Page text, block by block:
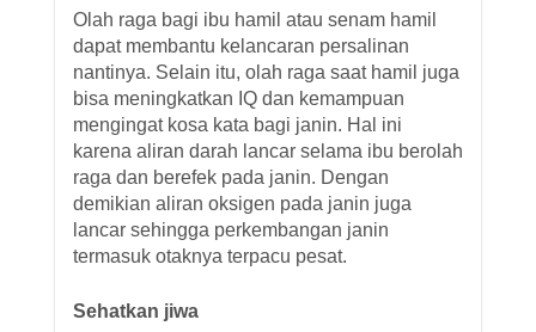
Olah raga bagi ibu hamil atau senam hamil
dapat membantu kelancaran persalinan
nantinya. Selain itu, olah raga saat hamil juga
bisa meningkatkan IQ dan kemampuan
mengingat kosa kata bagi janin. Hal ini
karena aliran darah lancar selama ibu berolah
raga dan berefek pada janin. Dengan
demikian aliran oksigen pada janin juga
lancar sehingga perkembangan janin
termasuk otaknya terpacu pesat.
Sehatkan jiwa